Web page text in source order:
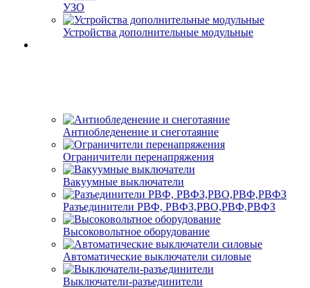
УЗО
Устройства дополнительные модульные
Антиобледенение и снеготаяние
Ограничители перенапряжения
Вакуумные выключатели
Разъединители РВФ, РВФЗ,РВО,РВФ,РВФЗ
Высоковольтное оборудование
Автоматические выключатели cиловые
Выключатели-разъединители